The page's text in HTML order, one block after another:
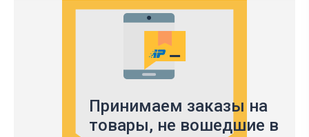
Принимаем заказы на
товары, не вошедшие в